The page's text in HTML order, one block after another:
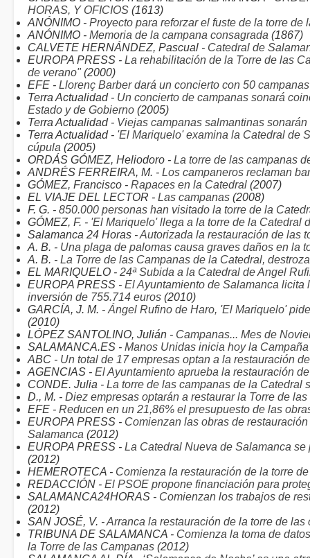
HORAS, Y OFICIOS (1613)
ANÓNIMO - Proyecto para reforzar el fuste de la torre de
ANÓNIMO - Memoria de la campana consagrada (1867)
CALVETE HERNÁNDEZ, Pascual - Catedral de
EUROPA PRESS - La rehabilitación de la Torre de las
de verano"(2000)
EFE - Llorenç Barber dará un concierto con 50
Terra Actualidad - Un concierto de campanas sonará
Estado y de Gobierno (2005)
Terra Actualidad - Viejas campanas salmantinas
Terra Actualidad - 'El Mariquelo' examina la Catedral de
cúpula (2005)
ORDÁS GÓMEZ, Heliodoro - La torre de las campanas
ANDRÉS FERREIRA, M. - Los campaneros reclaman
GÓMEZ, Francisco - Rapaces en la Catedral (2007)
EL VIAJE DEL LECTOR - Las campanas (2008)
F. G. - 850.000 personas han visitado la torre de la
GÓMEZ, F. - 'El Mariquelo' llega a la torre de la Catedral
Salamanca 24 Horas -Autorizada la restauración de las
A. B. - Una plaga de palomas causa graves daños en la
A. B. - La Torre de las Campanas de la Catedral,
EL MARIQUELO - 24ª Subida a la Catedral de Angel
EUROPA PRESS - El Ayuntamiento de Salamanca
inversión de 755.714 euros (2010)
GARCÍA, J. M. - Ángel Rufino de Haro, 'El Mariquelo'
(2010)
LÓPEZ SANTOLINO, Julián - Campanas... Mes de
SALAMANCA.ES - Manos Unidas inicia hoy la
ABC - Un total de 17 empresas optan a la restauración
AGENCIAS - El Ayuntamiento aprueba la restauración
CONDE. Julia - La torre de las campanas de la
D., M. - Diez empresas optarán a restaurar la Torre de
EFE - Reducen en un 21,86% el presupuesto de las
EUROPA PRESS - Comienzan las obras de
Salamanca (2012)
EUROPA PRESS - La Catedral Nueva de Salamanca
(2012)
HEMEROTECA - Comienza la restauración de la torre
REDACCIÓN - El PSOE propone financiación para
SALAMANCA24HORAS - Comienzan los trabajos de
(2012)
SAN JOSÉ, V. -Arranca la restauración de la torre de
TRIBUNA DE SALAMANCA - Comienza la toma de
la Torre de las Campanas (2012)